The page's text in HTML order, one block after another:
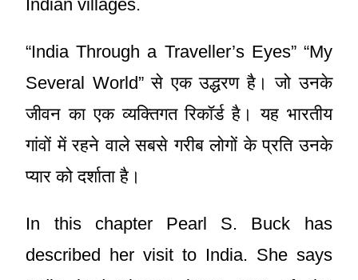
Indian villages.
“India Through a Traveller’s Eyes” “My
Several World” से एक उद्धरण है। जो उनके
जीवन का एक व्यक्तिगत रिकॉर्ड है। यह भारतीय
गांवों में रहने वाले सबसे गरीब लोगों के प्रति उनके
प्यार को दर्शाता है।
In this chapter Pearl S. Buck has
described her visit to India. She says